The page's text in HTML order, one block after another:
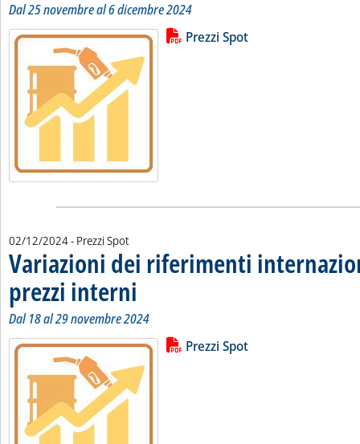
Dal 25 novembre al 6 dicembre 2024
Leggi tutta la notizia:
Lista allegati PDF alla notizia
Prezzi Spot
02/12/2024- Prezzi Spot
Variazioni dei riferimenti
prezzi interni
Dal 18 al 29 novembre 2024
Leggi tutta la notizia:
Lista allegati PDF alla notizia
Prezzi Spot